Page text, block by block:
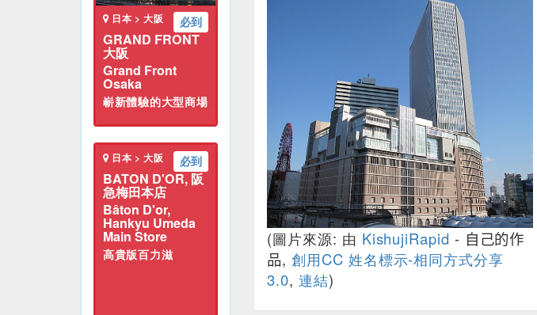
必到
日本 > 大阪
GRAND FRONT
大阪
Grand Front
Osaka
嶄新體驗的大型商場
必到
日本 > 大阪
BATON D'OR, 阪
急梅田本店
Bâton D'or,
Hankyu Umeda
Main Store
高貴版百力滋
(圖片來源: 由 KishujiRapid - 自己的作
品,創用CC 姓名標示-相同方式分享
3.0,連結)